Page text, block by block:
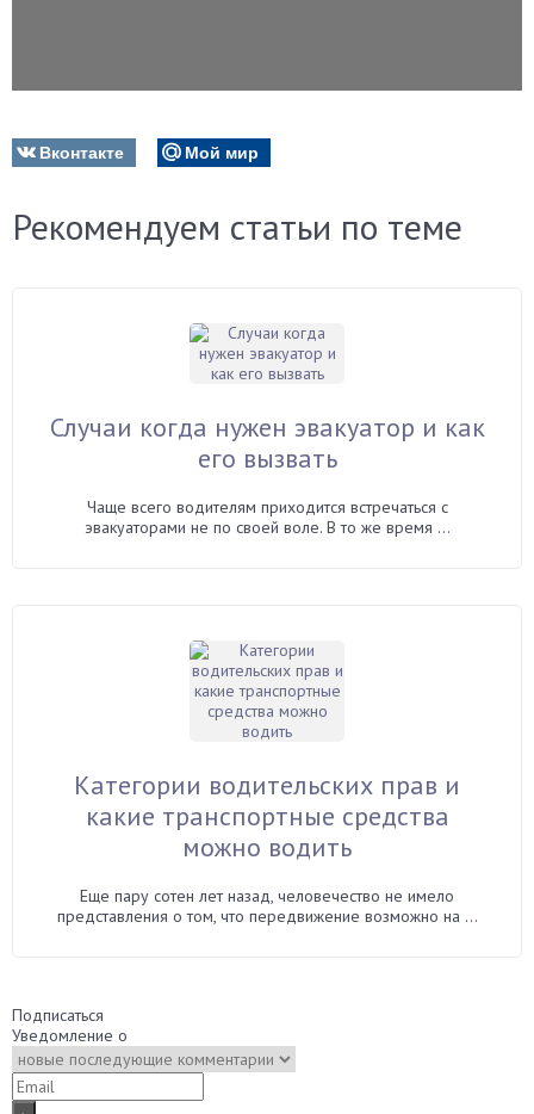
Вконтакте Мой мир
Рекомендуем статьи по теме
Случаи когда нужен эвакуатор и как
его вызвать
Чаще всего водителям приходится встречаться с
эвакуаторами не по своей воле. В то же время ...
Категории водительских прав и
какие транспортные средства
можно водить
Еще пару сотен лет назад, человечество не имело
представления о том, что передвижение возможно на ...
Подписаться
Уведомление о